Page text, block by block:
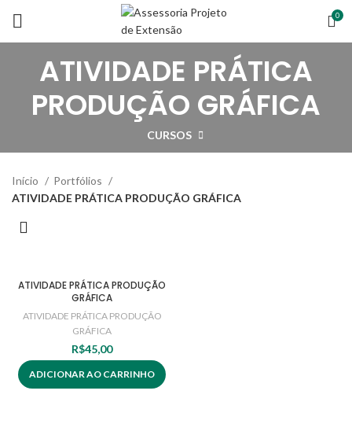
0
ATIVIDADE PRÁTICA
PRODUÇÃO GRÁFICA
CURSOS
Início
Portfólios
ATIVIDADE PRÁTICA PRODUÇÃO GRÁFICA
ATIVIDADE PRÁTICA PRODUÇÃO
GRÁFICA
ATIVIDADE PRÁTICA PRODUÇÃO
GRÁFICA
R$45,00
ADICIONAR AO CARRINHO